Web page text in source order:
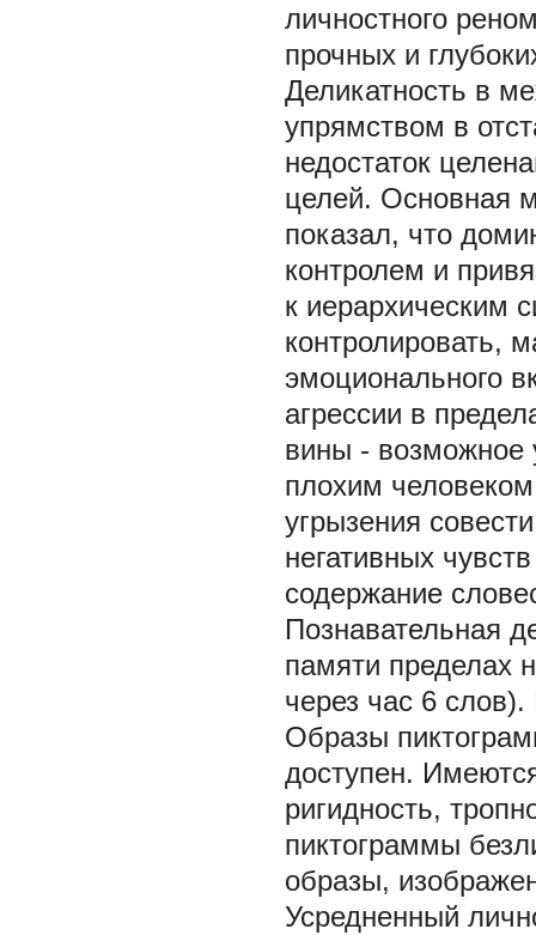
личностного
прочных и
Деликатность в
упрямством в
недостаток
целей. Основная
показал, что
контролем и
к иерархическим
контролировать,
эмоционального
агрессии в
вины - возможное
плохим
угрызения
негативных
содержание
Познавательная
памяти пределах
через час 6
Образы
доступен.
ригидность,
пиктограммы
образы,
Усредненный